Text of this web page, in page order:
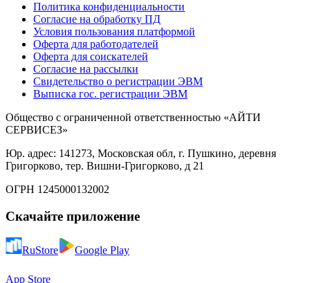
Политика конфиденциальности
Согласие на обработку ПД
Условия пользования платформой
Оферта для работодателей
Оферта для соискателей
Согласие на рассылки
Свидетельство о регистрации ЭВМ
Выписка гос. регистрации ЭВМ
Общество с ограниченной ответственностью «АЙТИ
СЕРВИСЕЗ»
Юр. адрес: 141273, Московская обл, г. Пушкино, деревня
Григорково, тер. Вишни-Григорково, д 21
ОГРН 1245000132002
Скачайте приложение
RuStore Google Play
App Store